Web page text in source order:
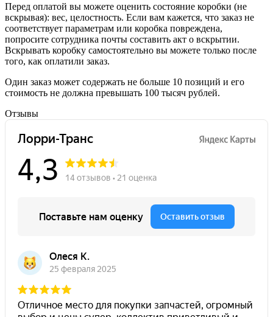
Перед оплатой вы можете оценить состояние коробки (не
вскрывая): вес, целостность. Если вам кажется, что заказ не
соответствует параметрам или коробка повреждена,
попросите сотрудника почты составить акт о вскрытии.
Вскрывать коробку самостоятельно вы можете только после
того, как оплатили заказ.
Один заказ может содержать не больше 10 позиций и его
стоимость не должна превышать 100 тысяч рублей.
Отзывы